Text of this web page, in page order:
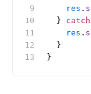
    res
.
  }
catch
    res
.
  }
}